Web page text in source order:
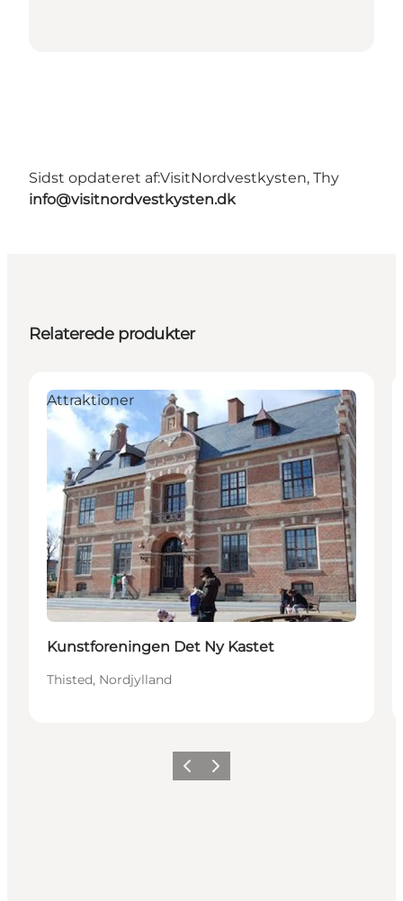
Sidst opdateret af:VisitNordvestkysten, Thy
info@visitnordvestkysten.dk
Relaterede produkter
Attraktioner
Kunstforeningen Det Ny Kastet
Thisted, Nordjylland
ForrigeNæste